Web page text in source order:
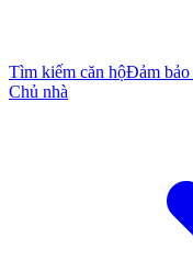
Tìm kiếm căn hộĐảm bảo
Chủ nhà